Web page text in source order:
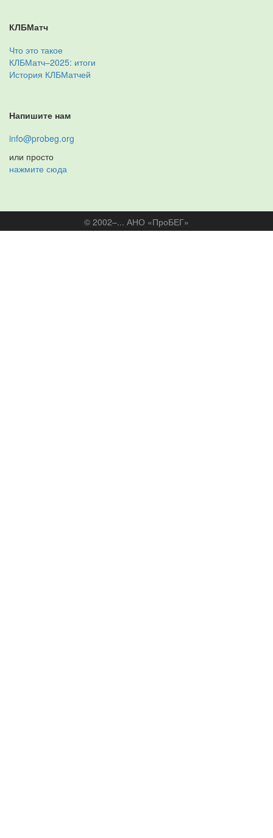
КЛБМатч
Что это такое
КЛБМатч–2025: итоги
История КЛБМатчей
Напишите нам
info@probeg.org
или просто
нажмите сюда
© 2002–... АНО «ПроБЕГ»